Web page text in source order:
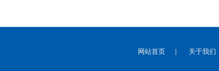
网站首页 | 关于我们